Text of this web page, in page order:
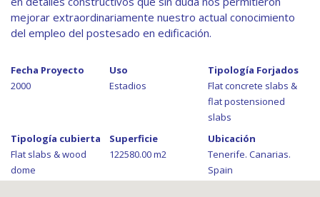
mejorar extraordinariamente nuestro actual conocimiento
del empleo del postesado en edificación.
Fecha Proyecto
2000
Uso
Estadios
Tipología Forjados
Flat concrete slabs &
flat postensioned
slabs
Tipología cubierta
Flat slabs & wood
dome
Superficie
122580.00 m2
Ubicación
Tenerife. Canarias.
Spain